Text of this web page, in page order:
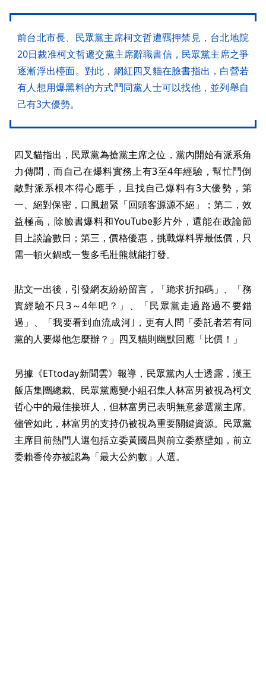
前台北市長、民眾黨主席柯文哲遭羈押禁見，台北地院
20日裁准柯文哲遞交黨主席辭職書信，民眾黨主席之爭
逐漸浮出檯面。對此，網紅四叉貓在臉書指出，白營若
有人想用爆黑料的方式鬥同黨人士可以找他，並列舉自
己有3大優勢。
四叉貓指出，民眾黨為搶黨主席之位，黨內開始有派系角
力傳聞，而自己在爆料實務上有3至4年經驗，幫忙鬥倒
敵對派系根本得心應手，且找自己爆料有3大優勢，第
一、絕對保密，口風超緊「回頭客源源不絕」；第二，效
益極高，除臉書爆料和YouTube影片外，還能在政論節
目上談論數日；第三，價格優惠，挑戰爆料界最低價，只
需一頓火鍋或一隻多毛壯熊就能打發。
貼文一出後，引發網友紛紛留言，「跪求折扣碼」、「務
實經驗不只3～4年吧？」、「民眾黨走過路過不要錯
過」、「我要看到血流成河｣，更有人問「委託者若有同
黨的人要爆他怎麼辦？」四叉貓則幽默回應「比價！」
另據《ETtoday新聞雲》報導，民眾黨內人士透露，漢王
飯店集團總裁、民眾黨應變小組召集人林富男被視為柯文
哲心中的最佳接班人，但林富男已表明無意參選黨主席。
儘管如此，林富男的支持仍被視為重要關鍵資源。民眾黨
主席目前熱門人選包括立委黃國昌與前立委蔡壁如，前立
委賴香伶亦被認為「最大公約數」人選。